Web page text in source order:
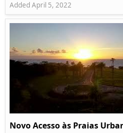
Added April 5, 2022
Novo Acesso às Praias